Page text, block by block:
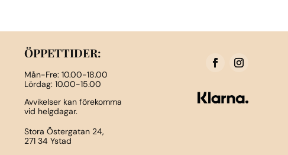
ÖPPETTIDER:
Mån-Fre: 10.00-18.00
Lördag: 10.00-15.00
Avvikelser kan förekomma
vid helgdagar.
Stora Östergatan 24,
271 34 Ystad